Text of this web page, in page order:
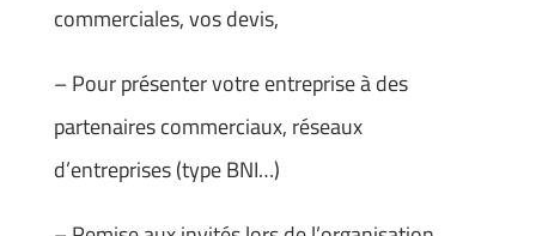
commerciales, vos devis,
– Pour présenter votre entreprise à des
partenaires commerciaux, réseaux
d’entreprises (type BNI…)